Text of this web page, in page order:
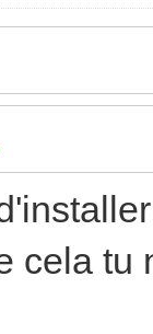
cela tu